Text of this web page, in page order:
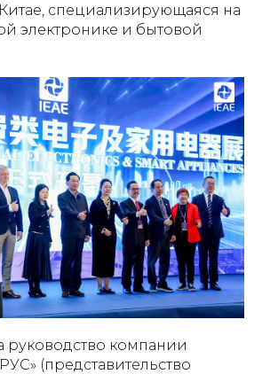
Китае, специализирующаяся на
электронике и бытовой
руководство компании
(представительство